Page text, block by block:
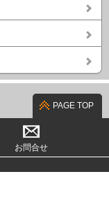
PAGE TOP
お問合せ